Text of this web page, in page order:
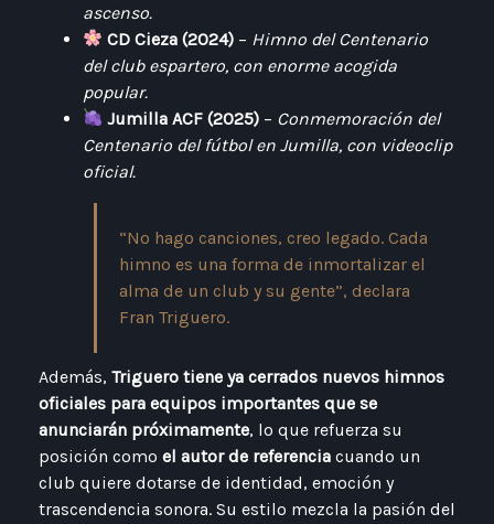
ascenso.
CD Cieza (2024) – Himno del Centenario
del club espartero, con enorme acogida
popular.
Jumilla ACF (2025) – Conmemoración del
Centenario del fútbol en Jumilla, con videoclip
oficial.
“No hago canciones, creo legado. Cada
himno es una forma de inmortalizar el
alma de un club y su gente”, declara
Fran Triguero.
Además, Triguero tiene ya cerrados nuevos himnos
oficiales para equipos importantes que se
anunciarán próximamente, lo que refuerza su
posición como el autor de referencia cuando un
club quiere dotarse de identidad, emoción y
trascendencia sonora. Su estilo mezcla la pasión del